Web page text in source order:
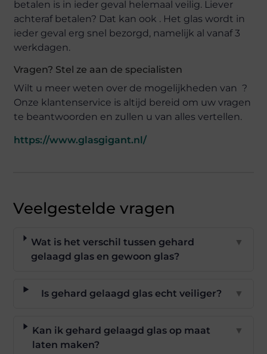
betalen is in ieder geval helemaal veilig. Liever
achteraf betalen? Dat kan ook . Het glas wordt in
ieder geval erg snel bezorgd, namelijk al vanaf 3
werkdagen.
Vragen? Stel ze aan de specialisten
Wilt u meer weten over de mogelijkheden van ?
Onze klantenservice is altijd bereid om uw vragen
te beantwoorden en zullen u van alles vertellen.
https://www.glasgigant.nl/
Veelgestelde vragen
Wat is het verschil tussen gehard
gelaagd glas en gewoon glas?
▼
Is gehard gelaagd glas echt veiliger? ▼
Kan ik gehard gelaagd glas op maat
laten maken?
▼